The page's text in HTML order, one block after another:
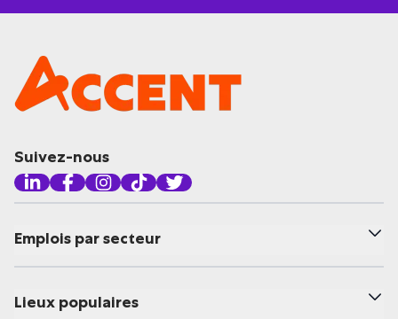
Suivez-nous
Emplois par secteur
Lieux populaires